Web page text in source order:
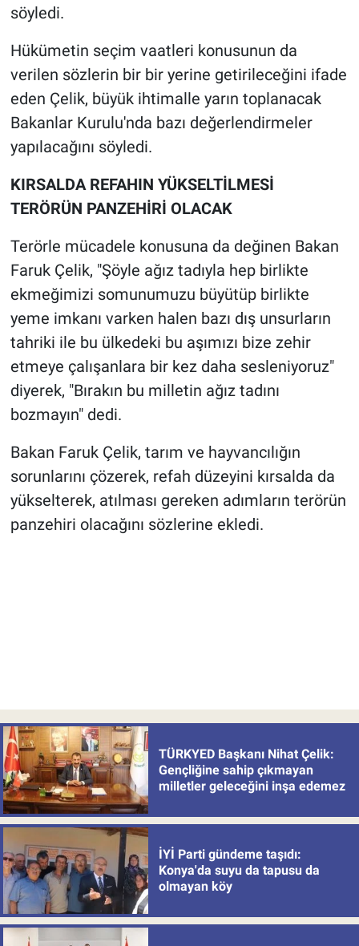
söyledi.
Hükümetin seçim vaatleri konusunun da
verilen sözlerin bir bir yerine getirileceğini ifade
eden Çelik, büyük ihtimalle yarın toplanacak
Bakanlar Kurulu'nda bazı değerlendirmeler
yapılacağını söyledi.
KIRSALDA REFAHIN YÜKSELTİLMESİ
TERÖRÜN PANZEHİRİ OLACAK
Terörle mücadele konusuna da değinen Bakan
Faruk Çelik, "Şöyle ağız tadıyla hep birlikte
ekmeğimizi somunumuzu büyütüp birlikte
yeme imkanı varken halen bazı dış unsurların
tahriki ile bu ülkedeki bu aşımızı bize zehir
etmeye çalışanlara bir kez daha sesleniyoruz"
diyerek, "Bırakın bu milletin ağız tadını
bozmayın" dedi.
Bakan Faruk Çelik, tarım ve hayvancılığın
sorunlarını çözerek, refah düzeyini kırsalda da
yükselterek, atılması gereken adımların terörün
panzehiri olacağını sözlerine ekledi.
TÜRKYED Başkanı Nihat Çelik:
Gençliğine sahip çıkmayan
milletler geleceğini inşa edemez
İYİ Parti gündeme taşıdı:
Konya'da suyu da tapusu da
olmayan köy